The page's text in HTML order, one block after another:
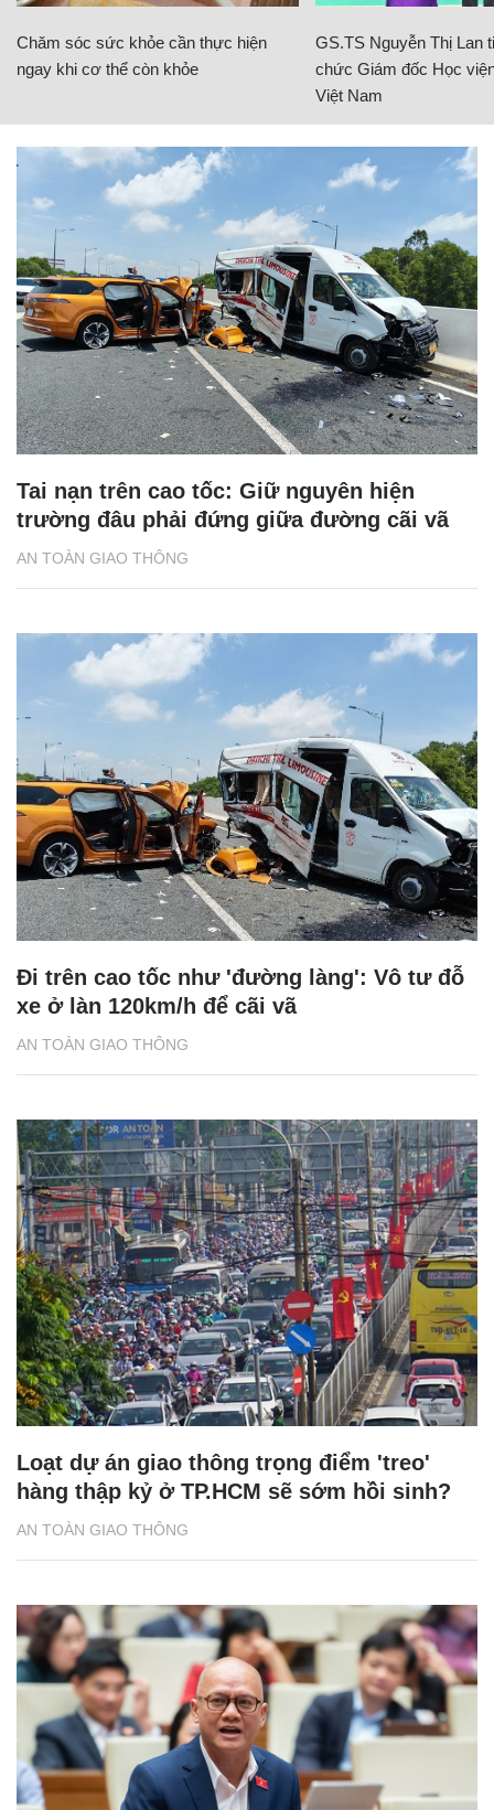
Chăm sóc sức khỏe cần thực hiện
ngay khi cơ thể còn khỏe
GS.TS Nguyễn Thị Lan
chức Giám đốc Học
Việt Nam
AN TOÀN GIAO THÔNG
Tai nạn trên cao tốc: Giữ nguyên hiện
trường đâu phải đứng giữa đường cãi vã
AN TOÀN GIAO THÔNG
Đi trên cao tốc như 'đường làng': Vô tư đỗ
xe ở làn 120km/h để cãi vã
AN TOÀN GIAO THÔNG
Loạt dự án giao thông trọng điểm 'treo'
hàng thập kỷ ở TP.HCM sẽ sớm hồi sinh?